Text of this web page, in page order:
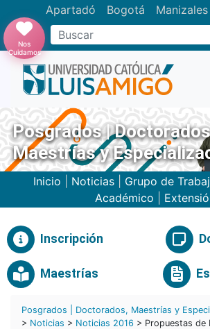
Apartadó Bogotá Manizales
Buscar
Nos
Cuidamos
Posgrados |
Maestrías y
Inicio Noticias Grupo de
Académico
Inscripción
Maestrías
Posgrados | Doctorados, Maestrías y
> Noticias > Noticias 2016 > Propuestas de